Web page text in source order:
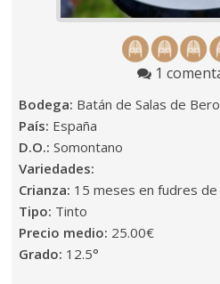
1
Bodega: Batán de Salas de
País: España
D.O.:Somontano
Variedades:
Crianza: 15 meses en fudres
Tipo: Tinto
Precio medio: 25.00€
Grado: 12.5°